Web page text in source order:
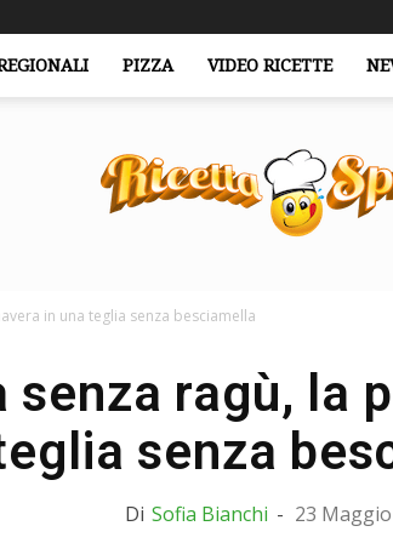
PIZZA VIDEO RICETTE
in una teglia senza besciamella
senza ragù, la
senza
Di Sofia Bianchi - 23